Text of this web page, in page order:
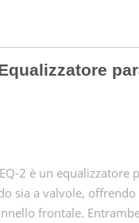
2 è un equalizzatore
sia a valvole,
frontale.